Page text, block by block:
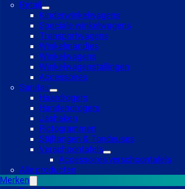
Retail
Kinderwinkelwagens
Speciale winkelwagens
Transportwagens
Winkelmandjes
Winkelwagens
Winkelwagenstallingen
Accessoires
Sanitair
Haardrogers
Handendrogers
Jashaken
Pictogrammen
Stijltangen & Tondeuses
Verschoontafels
Accessoires verschoontafels
Alle producten
Merken